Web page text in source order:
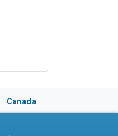
Canada